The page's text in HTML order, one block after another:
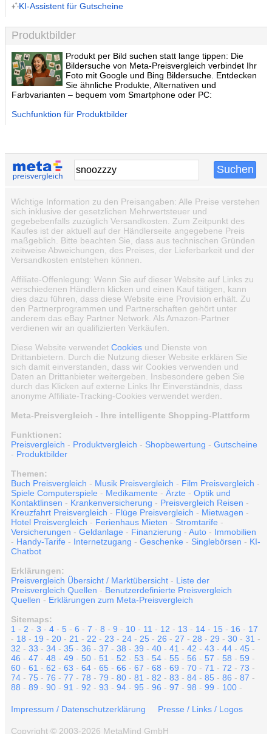
KI-Assistent für Gutscheine
Produktbilder
Produkt per Bild suchen statt lange tippen: Die
Bildersuche von Meta-Preisvergleich verbindet Ihr
Foto mit Google und Bing Bildersuche. Entdecken
Sie ähnliche Produkte, Alternativen und
Farbvarianten – bequem vom Smartphone oder PC:
Suchfunktion für Produktbilder
Wichtige Information zu den Preisangaben: Alle Preise verstehen
sich inklusive der gesetzlichen Mehrwertsteuer und
gegebebenfalls zuzüglich Versandkosten. Zum Zeitpunkt des
Kaufes ist der aktuell auf der Händlerseite angegebene Preis
maßgeblich. Bitte beachten Sie, dass aus technischen Gründen
zeitweise Abweichungen, des Preises, der Lieferbarkeit und der
Versandkosten entstehen können.
Affiliate-Offenlegung: Wenn Sie auf dieser Website auf Links zu
verschiedenen Händlern klicken und einen Kauf tätigen, kann
dies dazu führen, dass diese Website eine Provision erhält. Zu
den Partnerprogrammen und Partnerschaften gehört unter
anderem das eBay Partner Network. Als Amazon-Partner
verdienen wir an qualifizierten Verkäufen.
Diese Website verwendet Cookies und Dienste von
Drittanbietern. Durch die Nutzung dieser Website erklären Sie
sich damit einverstanden, dass wir Cookies verwenden und
Daten an Drittanbieter weitergeben. Insbesondere geben Sie
durch das Klicken auf externe Links Ihr Einverständnis, dass
anonyme Affiliate-Tracking-Cookies verwendet werden.
Meta-Preisvergleich - Ihre intelligente Shopping-Plattform
Funktionen:
Preisvergleich - Produktvergleich - Shopbewertung - Gutscheine
- Produktbilder
Themen:
Buch Preisvergleich - Musik Preisvergleich - Film Preisvergleich -
Spiele Computerspiele - Medikamente - Ärzte - Optik und
Kontaktlinsen - Krankenversicherung - Preisvergleich Reisen -
Kreuzfahrt Preisvergleich - Flüge Preisvergleich - Mietwagen -
Hotel Preisvergleich - Ferienhaus Mieten - Stromtarife -
Versicherungen - Geldanlage - Finanzierung - Auto - Immobilien
- Handy-Tarife - Internetzugang - Geschenke - Singlebörsen - KI-
Chatbot
Erklärungen:
Preisvergleich Übersicht / Marktübersicht - Liste der
Preisvergleich Quellen - Benutzerdefinierte Preisvergleich
Quellen - Erklärungen zum Meta-Preisvergleich
Sitemaps:
1 - 2 - 3 - 4 - 5 - 6 - 7 - 8 - 9 - 10 - 11 - 12 - 13 - 14 - 15 - 16 - 17
- 18 - 19 - 20 - 21 - 22 - 23 - 24 - 25 - 26 - 27 - 28 - 29 - 30 - 31 -
32 - 33 - 34 - 35 - 36 - 37 - 38 - 39 - 40 - 41 - 42 - 43 - 44 - 45 -
46 - 47 - 48 - 49 - 50 - 51 - 52 - 53 - 54 - 55 - 56 - 57 - 58 - 59 -
60 - 61 - 62 - 63 - 64 - 65 - 66 - 67 - 68 - 69 - 70 - 71 - 72 - 73 -
74 - 75 - 76 - 77 - 78 - 79 - 80 - 81 - 82 - 83 - 84 - 85 - 86 - 87 -
88 - 89 - 90 - 91 - 92 - 93 - 94 - 95 - 96 - 97 - 98 - 99 - 100 -
Impressum / Datenschutzerklärung Presse / Links / Logos
Copyright © 2003-2026 MetaMind GmbH